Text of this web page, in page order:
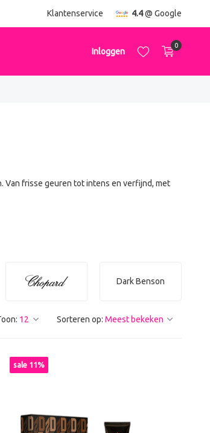
Klantenservice 4.4@ Google
Inloggen
0
Van frisse geuren tot intens en verfijnd, met
Dark Benson
Sorteren op:
sale 11%